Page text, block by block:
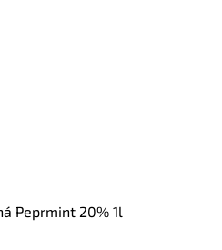
Peprmint 20% 1l